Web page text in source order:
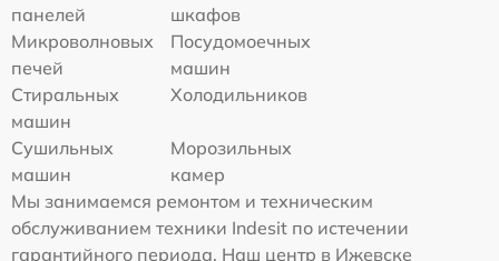
панелей
шкафов
Микроволновых
печей
Посудомоечных
машин
Стиральных
машин
Холодильников
Сушильных
машин
Морозильных
камер
Мы занимаемся ремонтом и техническим
обслуживанием техники Indesit по истечении
гарантийного периода. Наш центр в Ижевске